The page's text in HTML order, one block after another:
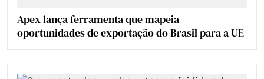
Apex lança ferramenta que mapeia
oportunidades de exportação do Brasil para a UE